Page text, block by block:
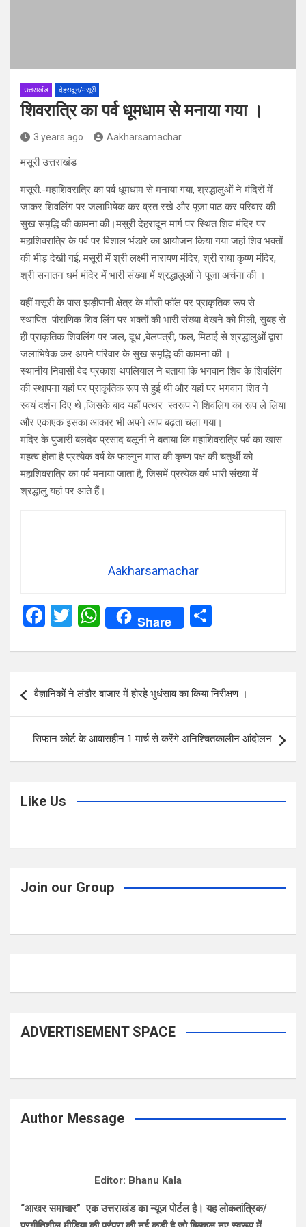
उत्तराखंड देहरादून/मसूरी
शिवरात्रि का पर्व धूमधाम से मनाया गया ।
3 years ago Aakharsamachar
मसूरी उत्तराखंड
मसूरी:-महाशिवरात्रि का पर्व धूमधाम से मनाया गया, श्रद्धालुओं ने मंदिरों में
जाकर शिवलिंग पर जलाभिषेक कर व्रत रखे और पूजा पाठ कर परिवार की
सुख समृद्धि की कामना की।मसूरी देहरादून मार्ग पर स्थित शिव मंदिर पर
महाशिवरात्रि के पर्व पर विशाल भंडारे का आयोजन किया गया जहां शिव भक्तों
की भीड़ देखी गई, मसूरी में श्री लक्ष्मी नारायण मंदिर, श्री राधा कृष्ण मंदिर,
श्री सनातन धर्म मंदिर में भारी संख्या में श्रद्धालुओं ने पूजा अर्चना की ।
वहीं मसूरी के पास झड़ीपानी क्षेत्र के मौसी फाॅल पर प्राकृतिक रूप से
स्थापित पौराणिक शिव लिंग पर भक्तों की भारी संख्या देखने को मिली, सुबह से
ही प्राकृतिक शिवलिंग पर जल, दूध ,बेलपत्री, फल, मिठाई से श्रद्धालुओं द्वारा
जलाभिषेक कर अपने परिवार के सुख समृद्धि की कामना की ।
स्थानीय निवासी वेद प्रकाश थपलियाल ने बताया कि भगवान शिव के शिवलिंग
की स्थापना यहां पर प्राकृतिक रूप से हुई थी और यहां पर भगवान शिव ने
स्वयं दर्शन दिए थे ,जिसके बाद यहाँ पत्थर स्वरूप ने शिवलिंग का रूप ले लिया
और एकाएक इसका आकार भी अपने आप बढ़ता चला गया।
मंदिर के पुजारी बलदेव प्रसाद बलूनी ने बताया कि महाशिवरात्रि पर्व का खास
महत्व होता है प्रत्येक वर्ष के फाल्गुन मास की कृष्ण पक्ष की चतुर्थी को
महाशिवरात्रि का पर्व मनाया जाता है, जिसमें प्रत्येक वर्ष भारी संख्या में
श्रद्धालु यहां पर आते हैं।
Aakharsamachar
F
ce
b
o
o
k
T
tt
er
W
h
at
A
p
p
Share
ar
e
navigation
वैज्ञानिकों ने लंढौर बाजार में होरहे भुधंसाव का किया निरीक्षण ।
सिफान कोर्ट के आवासहीन 1 मार्च से करेंगे अनिश्चितकालीन आंदोलन
Like Us
Join our Group
ADVERTISEMENT SPACE
Author Message
Editor: Bhanu Kala
“आखर समाचार” एक उत्तराखंड का न्यूज पोर्टल है। यह लोकतांत्रिक/